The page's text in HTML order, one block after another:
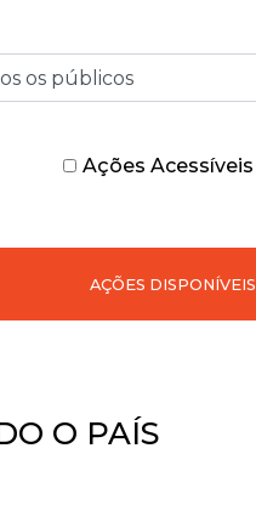
Ações Acessíveis
AÇÕES DISPONÍVEIS
O PAÍS